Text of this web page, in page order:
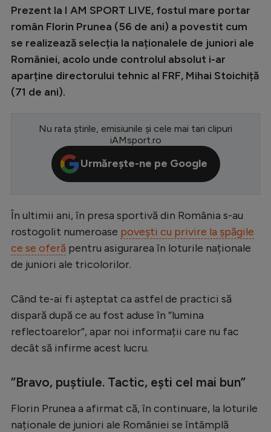
Champions League
Europa League
LaLiga
Serie A
Bundesliga
Campionate
Starurile fotbalului
EURO 2024
Clasamente
Tenis
Natație
Prezent la I AM SPORT LIVE, fostul mare portar
român Florin Prunea (56 de ani) a povestit cum
se realizează selecția la naționalele de juniori ale
României, acolo unde controlul absolut i-ar
aparține directorului tehnic al FRF, Mihai Stoichiță
(71 de ani).
Nu rata știrile, emisiunile și cele mai tari clipuri
iAMsport.ro
Urmărește-ne pe Google
În ultimii ani, în presa sportivă din România s-au
rostogolit numeroase povești cu privire la șpăgile
ce se oferă pentru asigurarea în loturile naționale
de juniori ale tricolorilor.
Când te-ai fi așteptat ca astfel de practici să
dispară după ce au fost aduse în ”lumina
reflectoarelor”, apar noi informații care nu fac
decât să infirme acest lucru.
”Bravo, puștiule. Tactic, ești cel mai bun”
Florin Prunea a afirmat că, în continuare, la loturile
naționale de juniori ale României se întâmplă